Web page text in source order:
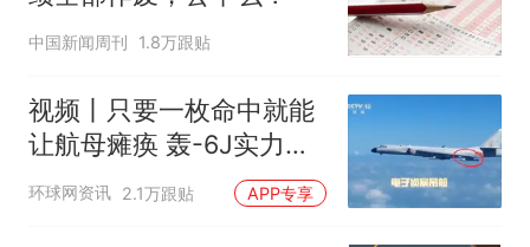
中国新闻周刊 1.8万跟贴
视频丨只要一枚命中就能
让航母瘫痪 轰-6J实力有
多强？
环球网资讯 2.1万跟贴 APP专享